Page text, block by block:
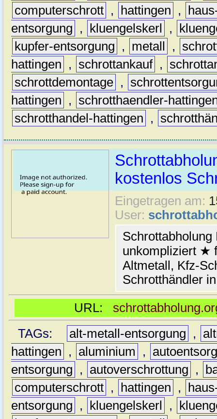
computerschrott , hattingen ,
entsorgung
, kluengelskerl ,
kupfer-entsorgung
, metall ,
hattingen
, schrottankauf ,
schrottdemontage ,
hattingen
,
schrotthaendler-
schrotthandel-hattingen
,
kostenlos
Eingetragen am:
User:
unkompliziert ★
Altmetall, Kfz-
Schrotthändler
URL:
TAGs:
alt-metall-entsorgung ,
hattingen
, aluminium ,
entsorgung
, autoverschrottung ,
computerschrott , hattingen ,
entsorgung
, kluengelskerl ,